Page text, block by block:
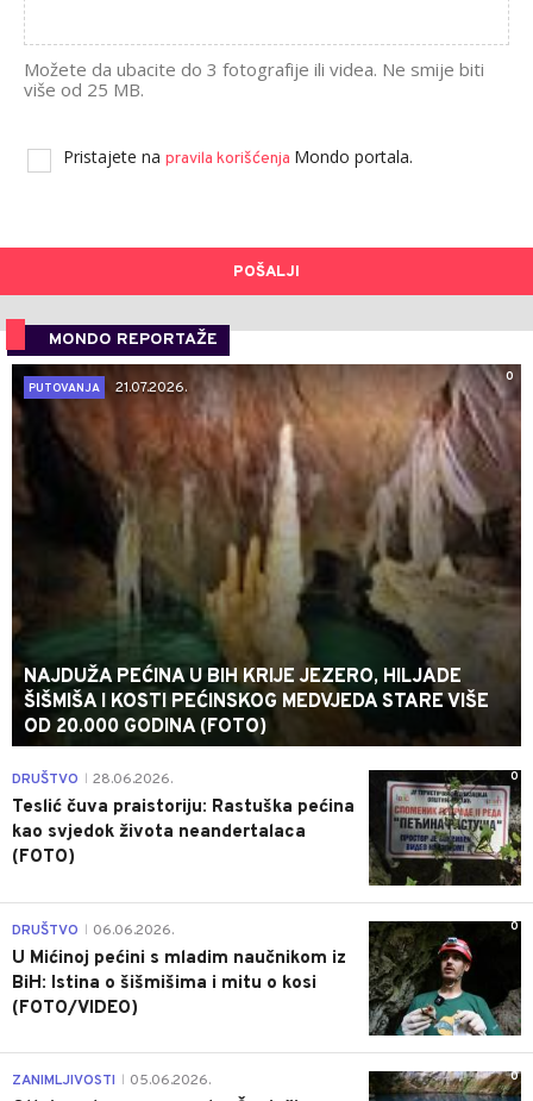
Možete da ubacite do 3 fotografije ili videa. Ne smije biti
više od 25 MB.
Pristajete na pravila korišćenja Mondo portala.
POŠALJI
MONDO REPORTAŽE
0
PUTOVANJA
21.07.2026.
NAJDUŽA PEĆINA U BIH KRIJE JEZERO, HILJADE
ŠIŠMIŠA I KOSTI PEĆINSKOG MEDVJEDA STARE VIŠE
OD 20.000 GODINA (FOTO)
0
DRUŠTVO 28.06.2026.
Teslić čuva praistoriju: Rastuška pećina
kao svjedok života neandertalaca
(FOTO)
0
DRUŠTVO 06.06.2026.
U Mićinoj pećini s mladim naučnikom iz
BiH: Istina o šišmišima i mitu o kosi
(FOTO/VIDEO)
0
ZANIMLJIVOSTI 05.06.2026.